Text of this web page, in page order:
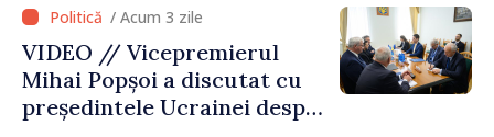
/ Acum 3 zile
VIDEO // Vicepremierul
Mihai Popșoi a discutat cu
președintele Ucrainei despre